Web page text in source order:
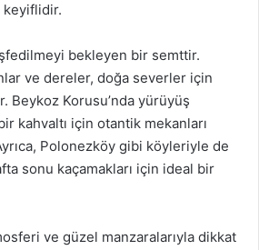
keyiflidir.
bekleyen bir semttir.
ve dereler, doğa severler için
Beykoz Korusu’nda yürüyüş
kahvaltı için otantik mekanları
Polonezköy gibi köyleriyle de
sonu kaçamakları için ideal bir
ve güzel manzaralarıyla dikkat